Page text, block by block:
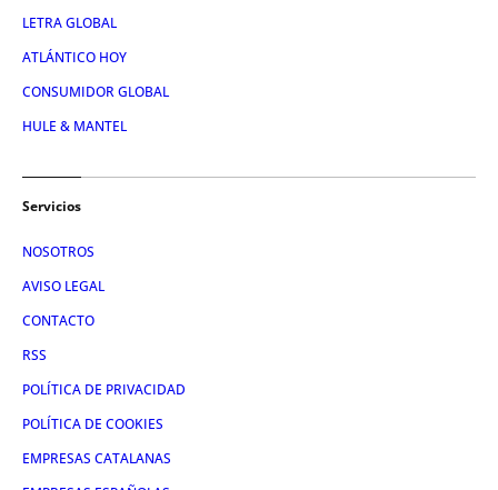
LETRA GLOBAL
ATLÁNTICO HOY
CONSUMIDOR GLOBAL
HULE & MANTEL
Servicios
NOSOTROS
AVISO LEGAL
CONTACTO
RSS
POLÍTICA DE PRIVACIDAD
POLÍTICA DE COOKIES
EMPRESAS CATALANAS